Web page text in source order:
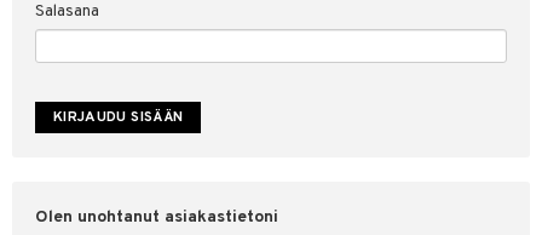
Tuotemerkkejä
Salasana
Olen unohtanut asiakastietoni
myyntiehdot
suojaus